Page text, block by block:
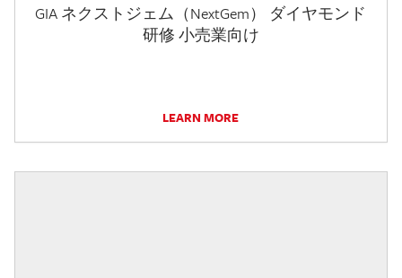
GIA ネクストジェム（NextGem） ダイヤモンド
研修 小売業向け
LEARN MORE